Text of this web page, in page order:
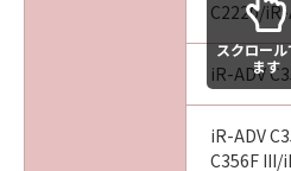
は付随的な損害を含むが
全ての損害を言います。
認められる限り、一切の
します。たとえ、キヤノ
ンサー、キヤノンの子会
社、それらの販売代理店
C2220/iR-
iR-ADV
iR-ADV
C356F III/
スクロール
ます